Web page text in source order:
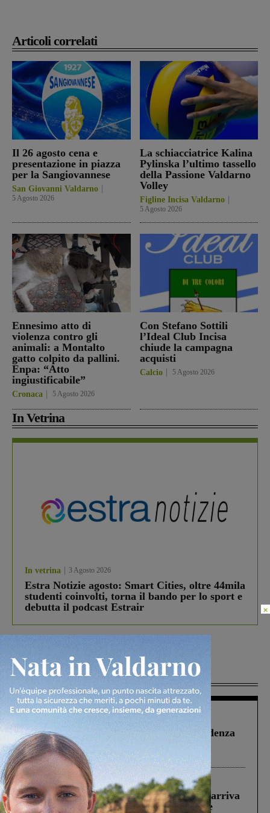
Articoli correlati
Il 26 agosto cena e
presentazione in piazza
per la Sangiovannese
San Giovanni Valdarno
5 Agosto 2026
La schiacciatrice Kalina
Pylinska l’ultimo tassello
della Passione Valdarno
Volley
Figline Incisa Valdarno
5 Agosto 2026
Ennesimo atto di
violenza contro gli
animali: a Montalto
gatto colpito da pallini.
Enpa: “Atto
ingiustificabile”
Cronaca 5 Agosto 2026
Con Stefano Sottili
l’Ideal Club Incisa
chiude la campagna
acquisti
Calcio 5 Agosto 2026
In Vetrina
In vetrina 3 Agosto 2026
Estra Notizie agosto: Smart Cities, oltre 44mila
studenti coinvolti, torna il bando per lo sport e
debutta il podcast Estrair
Più lette
Figline Incisa Valdarno 1 Agosto 2026
Piscina di Figline finanziata oltre la scadenza
Pnrr, il gruppo di Fratelli d’Italia: “Un
ringraziamento al Governo”
Reggello 30 Luglio 2026
Reggello, la chiusura di ‘Mordi e fuggi’ arriva
in Consiglio. Il sindaco: “Come Comune
×